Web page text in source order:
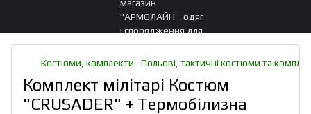
Костюми, комплекти Польові, тактичні костюми та
Комплект мілітарі Костюм
"CRUSADER" + Термобілизна